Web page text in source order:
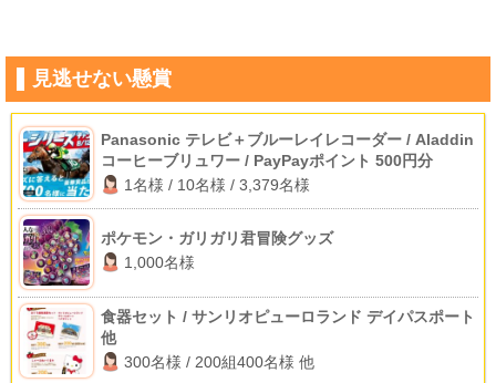
見逃せない懸賞
Panasonic テレビ＋ブルーレイレコーダー / Aladdin
コーヒーブリュワー / PayPayポイント 500円分
1名様 / 10名様 / 3,379名様
ポケモン・ガリガリ君冒険グッズ
1,000名様
食器セット / サンリオピューロランド デイパスポート
他
300名様 / 200組400名様 他